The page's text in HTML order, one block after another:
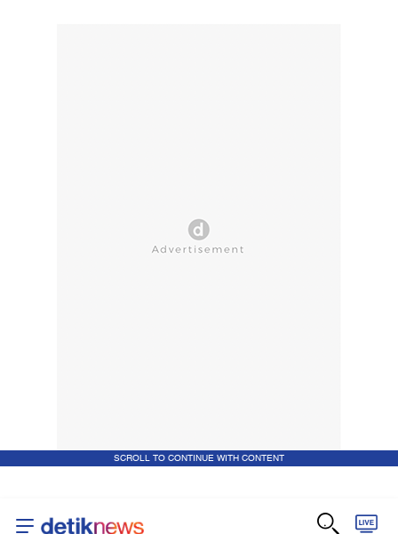
SCROLL TO CONTINUE WITH CONTENT